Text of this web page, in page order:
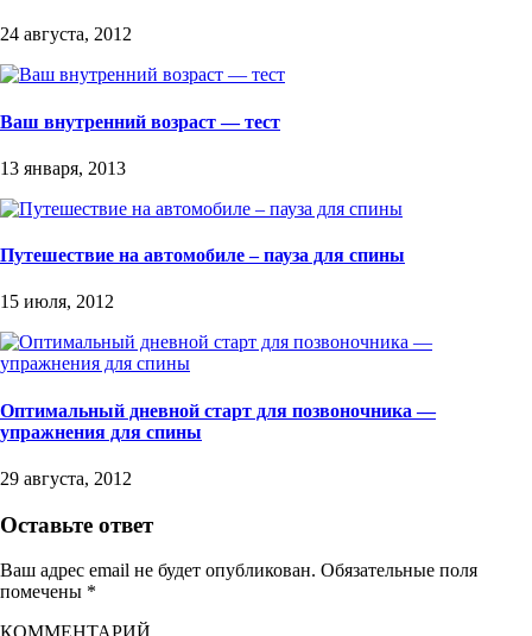
24 августа, 2012
Ваш внутренний возраст — тест
13 января, 2013
Путешествие на автомобиле – пауза для спины
15 июля, 2012
Оптимальный дневной старт для позвоночника —
упражнения для спины
29 августа, 2012
Оставьте ответ
Ваш адрес email не будет опубликован. Обязательные поля
помечены *